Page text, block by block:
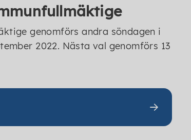
genomförs andra söndagen i
2022. Nästa val genomförs 13